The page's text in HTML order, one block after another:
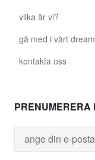
vilka är vi?
gå med i vårt
kontakta oss
PRENUMERERA